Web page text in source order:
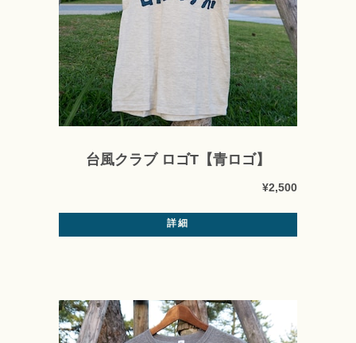
台風クラブ ロゴT【青ロゴ】
¥2,500
詳細